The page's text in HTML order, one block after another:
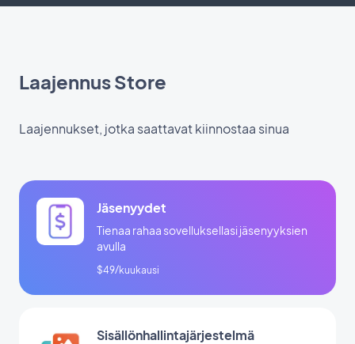
Laajennus Store
Laajennukset, jotka saattavat kiinnostaa sinua
Jäsenyydet
Tienaa rahaa sovelluksellasi jäsenyyksien
avulla
$49/kuukausi
Sisällönhallintajärjestelmä